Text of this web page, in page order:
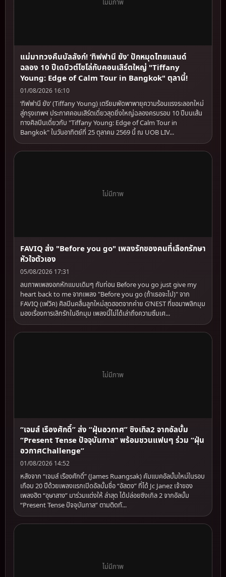
ไม่มีภาพ
แม่มาทวงคืนบัลลังก์! ‘ทิฟฟานี ยัง’ ปักหมุดไทยแลนด์
ฉลอง 10 ปีเดบิวต์โซโล่กับคอนเสิร์ตใหญ่ "Tiffany
Young: Edge of Calm Tour in Bangkok" ตุลานี้!
01/08/2026 16:10
‘ทิฟฟานี ยัง’ (Tiffany Young) เตรียมพัดพาพายุความร้อนแรงระลอกใหม่
สู่กรุงเทพฯ ประกาศคอนเสิร์ตเดี่ยวสุดยิ่งใหญ่ฉลองครบรอบ 10 ปีบนเส้น
ทางศิลปินเดี่ยวกับ "Tiffany Young: Edge of Calm Tour in
Bangkok" ในวันอาทิตย์ที่ 25 ตุลาคม 2569 นี้ ณ UOB LIV...
ไม่มีภาพ
FAVIQ ส่ง "Before you go" เพลงรักของคนที่เลือกรักษา
หัวใจตัวเอง
05/08/2026 17:31
ลบภาพเพลงอกหักแบบเดิมๆ กับท่อน Before you go just give my
heart back to me จากเพลง "Before you go (ถ้าเธอจะไป)" จาก
FAVIQ (เฟวิค) ศิลปินคลื่นลูกใหม่สุดฮอตจากค่าย G’NEST ที่ขอมาพลิกมุม
มองเรื่องการเลิกรักในอีกมุม เพลงนี้ไม่ได้เล่าถึงความซึมเศ...
ไม่มีภาพ
“เจมส์ เรืองศักดิ์” ส่ง “ฝุ่นอวกาศ” ซิงเกิล2 จากอัลบั้ม
“Present Tense ปัจจุบันกาล” พร้อมชวนแฟนๆ ร่วม “ฝุ่น
อวกาศChallenge”
01/08/2026 14:52
หลังจาก “เจมส์ เรืองศักดิ์” (James Ruangsak) คัมแบคอัลบั้มใหม่ในรอบ
เกือบ 20 ปีด้วยเพลงแรกเปิดอัลบั้มชื่อ “อัสดง” ที่ได้ Jc Janez เจ้าของ
เพลงฮิต “อุษาสาง” มาร่วมแต่งให้ ล่าสุด ได้ปล่อยซิงเกิล 2 จากอัลบั้ม
“Present Tense ปัจจุบันกาล” ตามติดทั...
ไม่มีภาพ